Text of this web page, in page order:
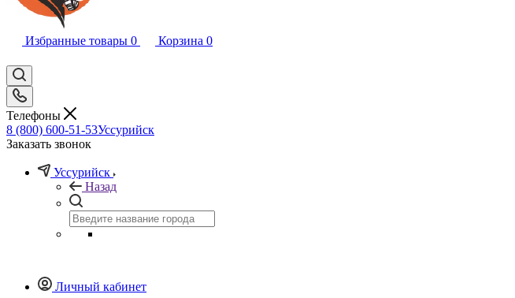
Избранные товары 0 Корзина 0
Телефоны
8 (800) 600-51-53Уссурийск
Заказать звонок
Уссурийск
Назад
Личный кабинет